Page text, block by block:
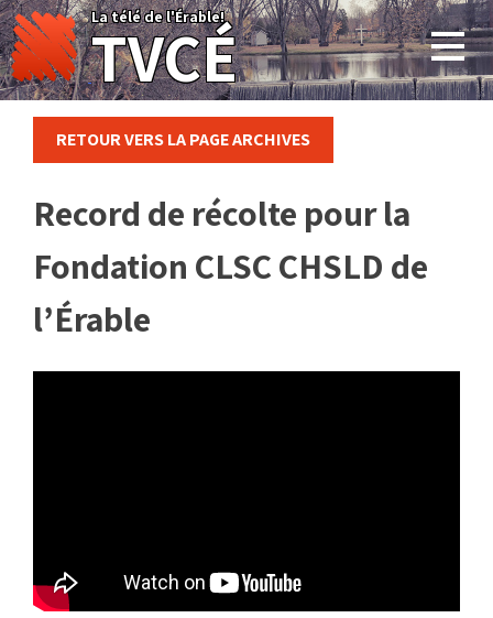
Skip
to
content
La télé de l'Érable!
TVCÉ
RETOUR VERS LA PAGE ARCHIVES
Record de récolte pour la
Fondation CLSC CHSLD de
l’Érable